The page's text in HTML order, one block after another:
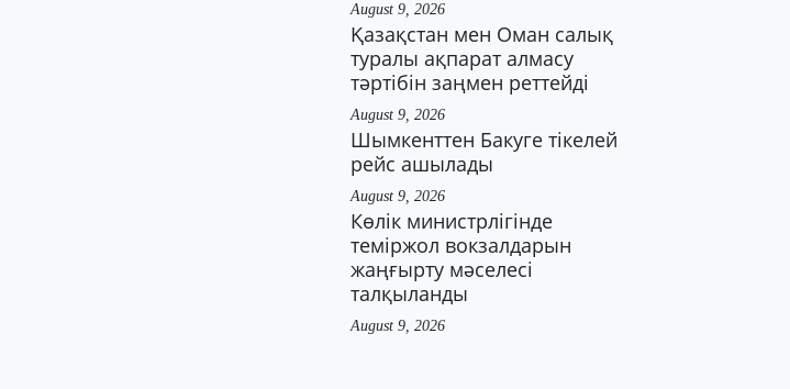
August 9, 2026
Қазақстан мен Оман салық
туралы ақпарат алмасу
тәртібін заңмен реттейді
August 9, 2026
Шымкенттен Бакуге тікелей
рейс ашылады
August 9, 2026
Көлік министрлігінде
теміржол вокзалдарын
жаңғырту мәселесі
талқыланды
August 9, 2026